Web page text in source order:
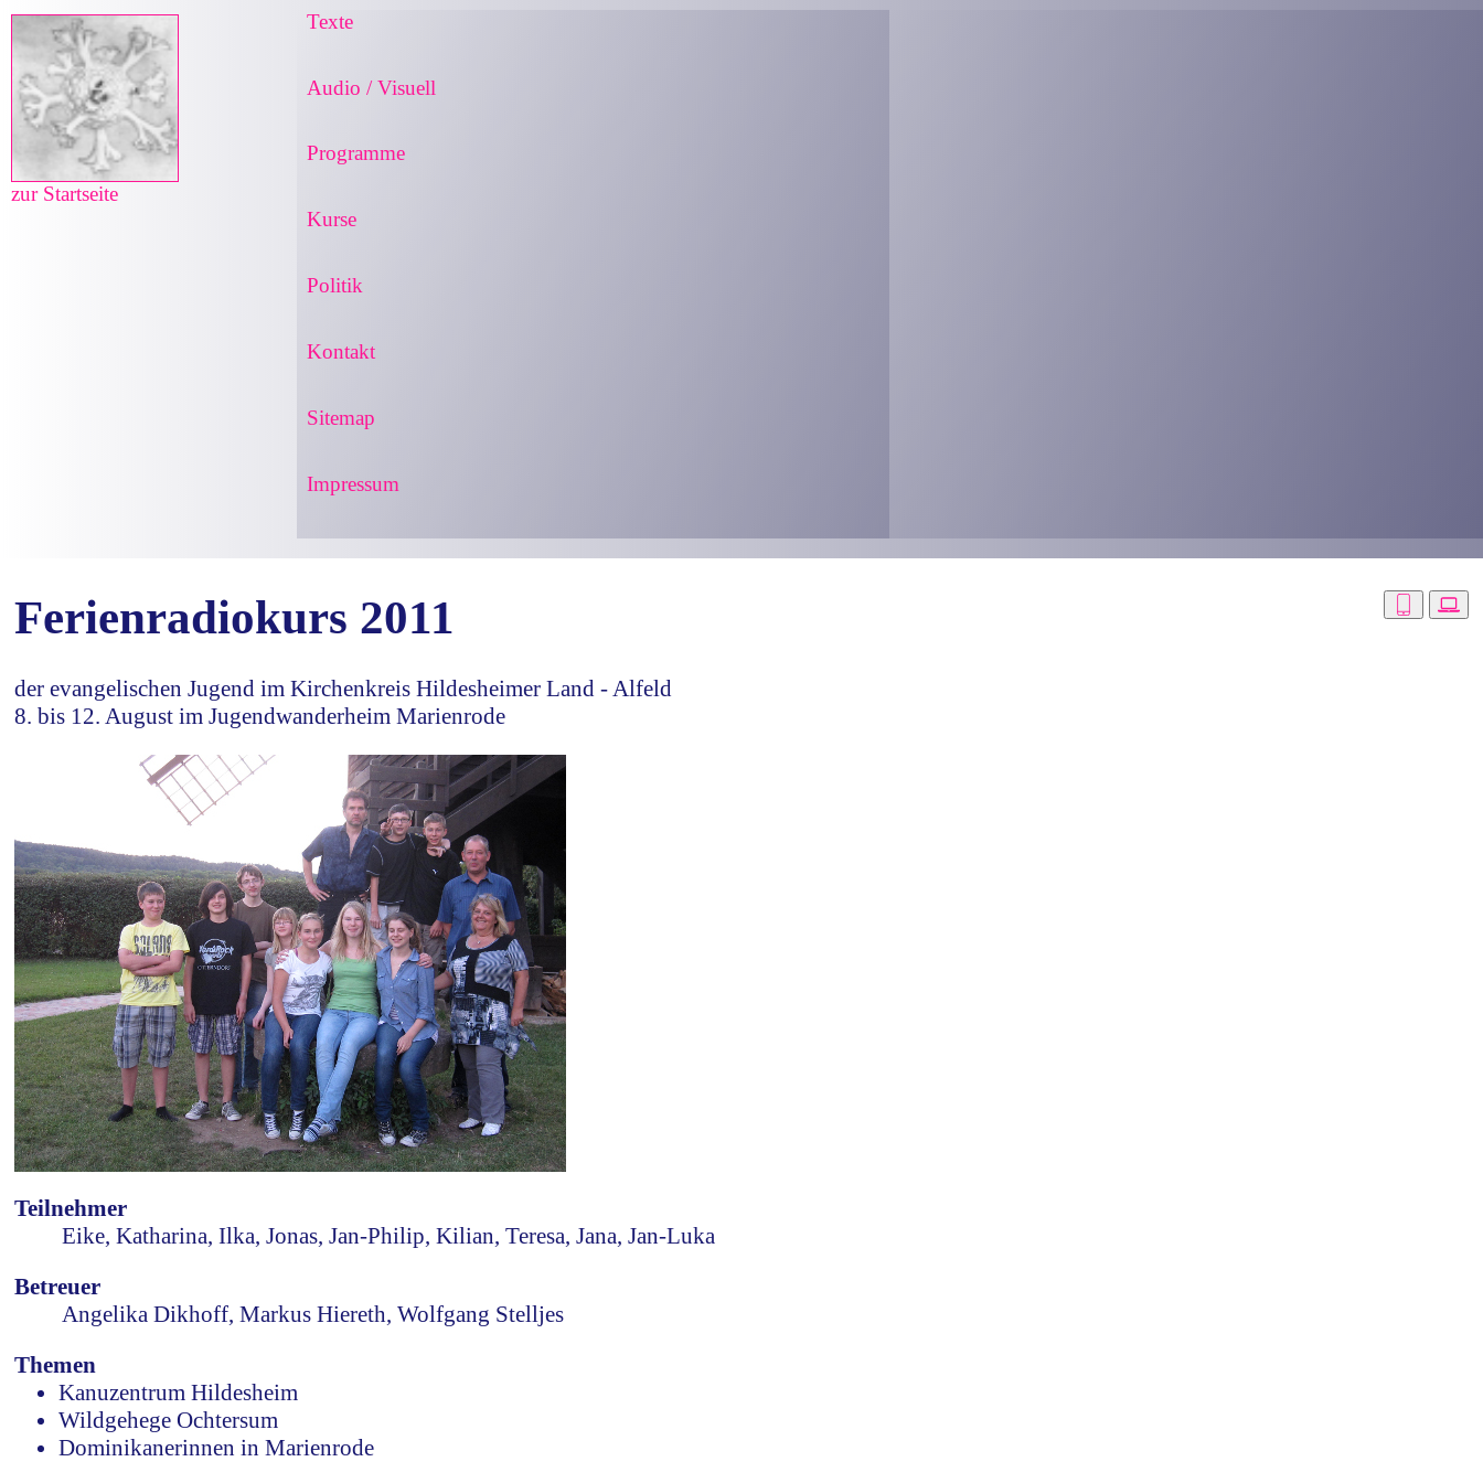
zur Startseite
Texte
Audio / Visuell
Programme
Kurse
Politik
Kontakt
Sitemap
Impressum
Ferienradiokurs 2011
der evangelischen Jugend im Kirchenkreis Hildesheimer Land - Alfeld
8. bis 12. August im Jugendwanderheim Marienrode
Teilnehmer
Eike, Katharina, Ilka, Jonas, Jan-Philip, Kilian, Teresa, Jana, Jan-Luka
Betreuer
Angelika Dikhoff, Markus Hiereth, Wolfgang Stelljes
Themen
Kanuzentrum Hildesheim
Wildgehege Ochtersum
Dominikanerinnen in Marienrode